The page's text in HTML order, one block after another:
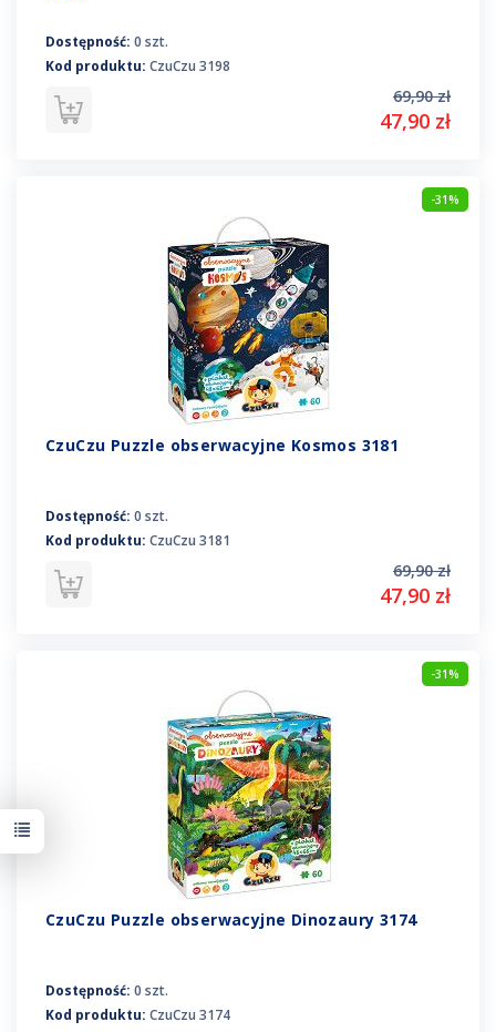
Dostępność: 0 szt.
Kod produktu: CzuCzu 3198
69,90 zł
47,90 zł
-31%
CzuCzu Puzzle obserwacyjne Kosmos 3181
Dostępność: 0 szt.
Kod produktu: CzuCzu 3181
69,90 zł
47,90 zł
-31%
CzuCzu Puzzle obserwacyjne Dinozaury 3174
Dostępność: 0 szt.
Kod produktu: CzuCzu 3174